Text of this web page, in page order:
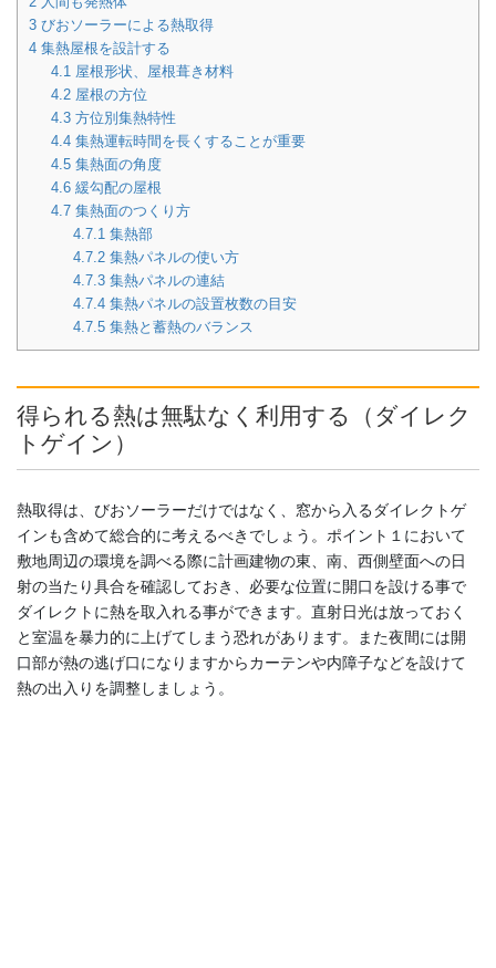
3 びおソーラーによる熱取得
4 集熱屋根を設計する
4.1屋根形状、屋根葺き材料
4.2屋根の方位
4.3方位別集熱特性
4.4集熱運転時間を長くすることが重要
4.5集熱面の角度
4.6緩勾配の屋根
4.7集熱面のつくり方
4.7.1集熱部
4.7.2集熱パネルの使い方
4.7.3集熱パネルの連結
4.7.4集熱パネルの設置枚数の目安
4.7.5集熱と蓄熱のバランス
得られる熱は無駄なく利用する（ダイレク
トゲイン）
熱取得は、びおソーラーだけではなく、窓から入るダイレクトゲ
インも含めて総合的に考えるべきでしょう。ポイント１において
敷地周辺の環境を調べる際に計画建物の東、南、西側壁面への日
射の当たり具合を確認しておき、必要な位置に開口を設ける事で
ダイレクトに熱を取入れる事ができます。直射日光は放っておく
と室温を暴力的に上げてしまう恐れがあります。また夜間には開
口部が熱の逃げ口になりますからカーテンや内障子などを設けて
熱の出入りを調整しましょう。